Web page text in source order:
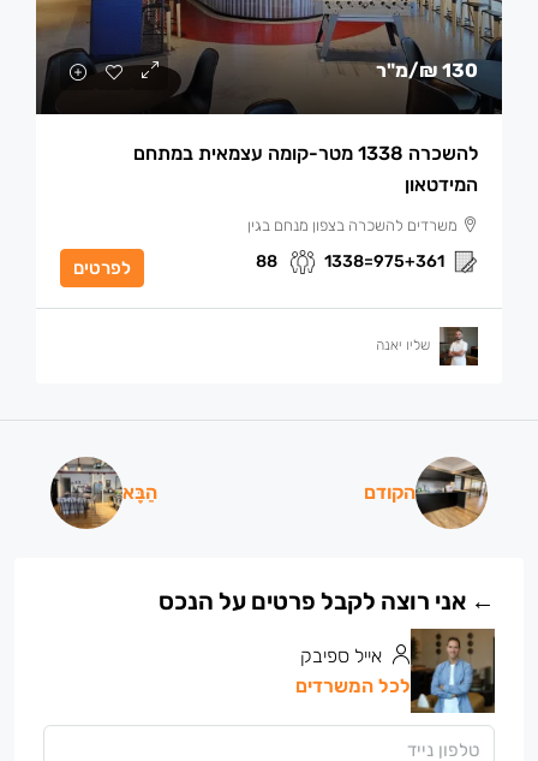
130 ₪ /מ"ר
להשכרה 1338 מטר-קומה עצמאית במתחם
המידטאון
משרדים להשכרה בצפון מנחם בגין
975+361=1338
88 לפרטים
שליו יאנה
הקודם הַבָּא
אייל ספיבק
לכל המשרדים